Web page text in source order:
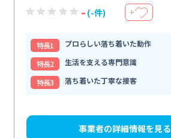
- (-件) ＋
特⻑1
プロらしい落ち着いた動作
特⻑2
生活を支える専門意識
特⻑3
落ち着いた丁寧な接客
事業者の詳細情報を見る